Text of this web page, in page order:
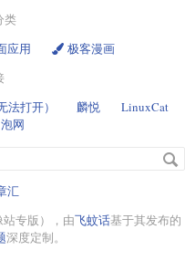
类
应用
极客漫画
打开） 麟悦
LinuxCat
网
汇
专版），由飞蚊话基于其发布的
深度定制。